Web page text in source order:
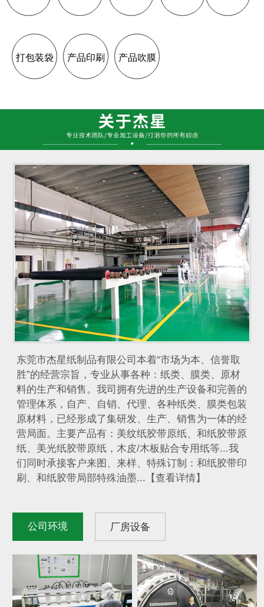
打包装袋 产品印刷 产品吹膜
东莞市杰星纸制品有限公司本着“市场为本、信誉取
胜”的经营宗旨，专业从事各种：纸类、膜类、原材
料的生产和销售。我司拥有先进的生产设备和完善的
管理体系，自产、自销、代理、各种纸类、膜类包装
原材料，已经形成了集研发、生产、销售为一体的经
营局面。主要产品有：美纹纸胶带原纸、和纸胶带原
纸、美光纸胶带原纸，木皮/木板贴合专用纸等...我
们同时承接客户来图、来样、特殊订制：和纸胶带印
刷、和纸胶带局部特殊油墨...【查看详情】
公司环境 厂房设备